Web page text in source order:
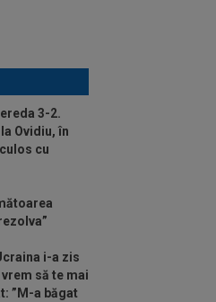
3-2.
Ovidiu, în
cu
i-a zis
să te mai
”M-a băgat